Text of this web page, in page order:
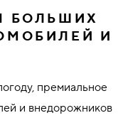
БОЛЬШИХ
И
премиальное
и внедорожников